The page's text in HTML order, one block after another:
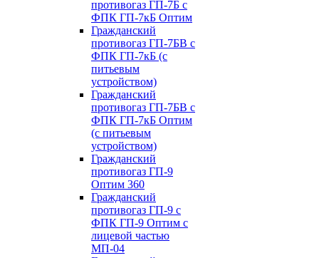
противогаз ГП-7Б с
ФПК ГП-7кБ Оптим
Гражданский
противогаз ГП-7БВ с
ФПК ГП-7кБ (с
питьевым
устройством)
Гражданский
противогаз ГП-7БВ с
ФПК ГП-7кБ Оптим
(с питьевым
устройством)
Гражданский
противогаз ГП-9
Оптим 360
Гражданский
противогаз ГП-9 с
ФПК ГП-9 Оптим с
лицевой частью
МП-04